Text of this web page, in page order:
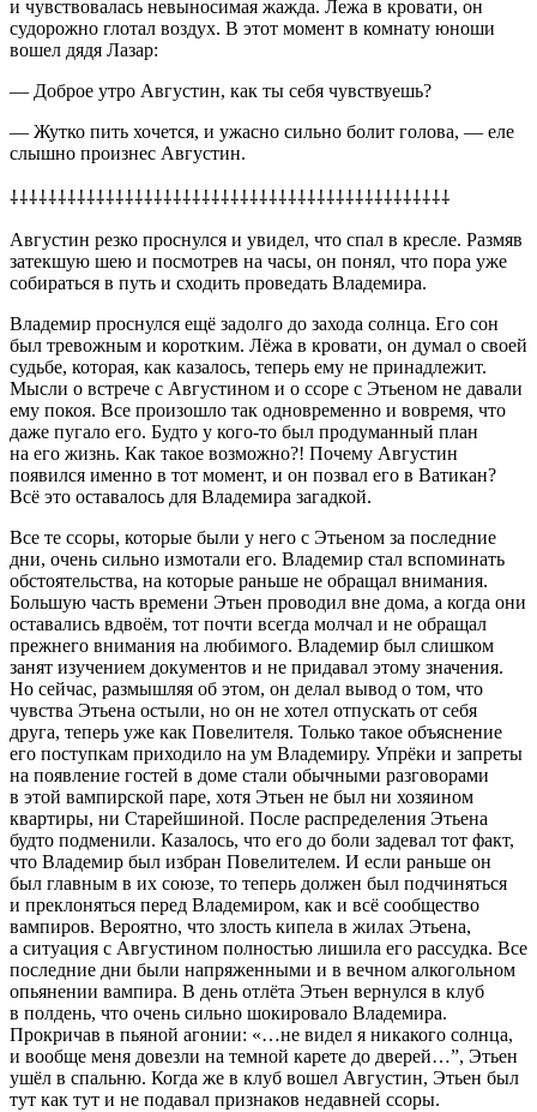
и чувствовалась невыносимая жажда. Лежа в кровати, он
судорожно глотал воздух. В этот момент в комнату юноши
вошел дядя Лазар:
— Доброе утро Августин, как ты себя чувствуешь?
— Жутко пить хочется, и ужасно сильно болит голова, — еле
слышно произнес Августин.
⸸⸸⸸⸸⸸⸸⸸⸸⸸⸸⸸⸸⸸⸸⸸⸸⸸⸸⸸⸸⸸⸸⸸⸸⸸⸸⸸⸸⸸⸸⸸⸸⸸⸸⸸⸸⸸⸸⸸⸸⸸⸸⸸⸸⸸⸸
Августин резко проснулся и увидел, что спал в кресле. Размяв
затекшую шею и посмотрев на часы, он понял, что пора уже
собираться в путь и сходить проведать Владемира.
Владемир проснулся ещё задолго до захода солнца. Его сон
был тревожным и коротким. Лёжа в кровати, он думал о своей
судьбе, которая, как казалось, теперь ему не принадлежит.
Мысли о встрече с Августином и о ссоре с Этьеном не давали
ему покоя. Все произошло так одновременно и вовремя, что
даже пугало его. Будто у кого-то был продуманный план
на его жизнь. Как такое возможно?! Почему Августин
появился именно в тот момент, и он позвал его в Ватикан?
Всё это оставалось для Владемира загадкой.
Все те ссоры, которые были у него с Этьеном за последние
дни, очень сильно измотали его. Владемир стал вспоминать
обстоятельства, на которые раньше не обращал внимания.
Большую часть времени Этьен проводил вне дома, а когда они
оставались вдвоём, тот почти всегда молчал и не обращал
прежнего внимания на любимого. Владемир был слишком
занят изучением документов и не придавал этому значения.
Но сейчас, размышляя об этом, он делал вывод о том, что
чувства Этьена остыли, но он не хотел отпускать от себя
друга, теперь уже как Повелителя. Только такое объяснение
его поступкам приходило на ум Владемиру. Упрёки и запреты
на появление гостей в доме стали обычными разговорами
в этой вампирской паре, хотя Этьен не был ни хозяином
квартиры, ни Старейшиной. После распределения Этьена
будто подменили. Казалось, что его до боли задевал тот факт,
что Владемир был избран Повелителем. И если раньше он
был главным в их союзе, то теперь должен был подчиняться
и преклоняться перед Владемиром, как и всё сообщество
вампиров. Вероятно, что злость кипела в жилах Этьена,
а ситуация с Августином полностью лишила его рассудка. Все
последние дни были напряженными и в вечном алкогольном
опьянении вампира. В день отлёта Этьен вернулся в клуб
в полдень, что очень сильно шокировало Владемира.
Прокричав в пьяной агонии: «…не видел я никакого солнца,
и вообще меня довезли на темной карете до дверей…”, Этьен
ушёл в спальню. Когда же в клуб вошел Августин, Этьен был
тут как тут и не подавал признаков недавней ссоры.